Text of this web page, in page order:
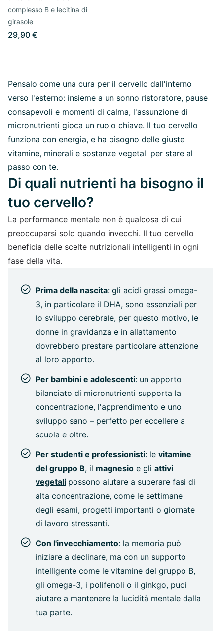
complesso B e lecitina di
girasole
29,90 €
Pensalo come una cura per il cervello dall'interno
verso l'esterno: insieme a un sonno ristoratore, pause
consapevoli e momenti di calma, l'assunzione di
micronutrienti gioca un ruolo chiave. Il tuo cervello
funziona con energia, e ha bisogno delle giuste
vitamine, minerali e sostanze vegetali per stare al
passo con te.
Di quali nutrienti ha bisogno il
tuo cervello?
La performance mentale non è qualcosa di cui
preoccuparsi solo quando invecchi. Il tuo cervello
beneficia delle scelte nutrizionali intelligenti in ogni
fase della vita.
Prima della nascita: gli acidi grassi omega-
3, in particolare il DHA, sono essenziali per
lo sviluppo cerebrale, per questo motivo, le
donne in gravidanza e in allattamento
dovrebbero prestare particolare attenzione
al loro apporto.
Per bambini e adolescenti: un apporto
bilanciato di micronutrienti supporta la
concentrazione, l'apprendimento e uno
sviluppo sano – perfetto per eccellere a
scuola e oltre.
Per studenti e professionisti: le vitamine
del gruppo B, il magnesio e gli attivi
vegetali possono aiutare a superare fasi di
alta concentrazione, come le settimane
degli esami, progetti importanti o giornate
di lavoro stressanti.
Con l'invecchiamento: la memoria può
iniziare a declinare, ma con un supporto
intelligente come le vitamine del gruppo B,
gli omega-3, i polifenoli o il ginkgo, puoi
aiutare a mantenere la lucidità mentale dalla
tua parte.